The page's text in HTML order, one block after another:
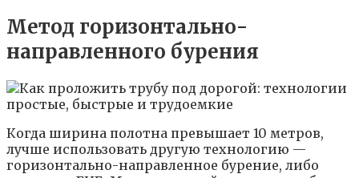
Метод горизонтально-
направленного бурения
Когда ширина полотна превышает 10 метров,
лучше использовать другую технологию —
горизонтально-направленное бурение, либо